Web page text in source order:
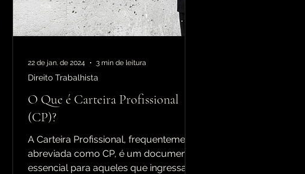
O Que é Carteira Profissional
(CP)?
A Carteira Profissional, frequentemente
abreviada como CP, é um documento
essencial para aqueles que ingressam
Direito Trabalhista
22 de jan. de 2024 3 min de leitura